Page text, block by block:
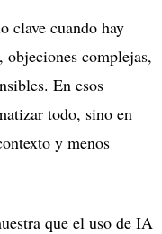
clave cuando hay
complejas,
En esos
todo, sino en
y menos
que el uso de IA